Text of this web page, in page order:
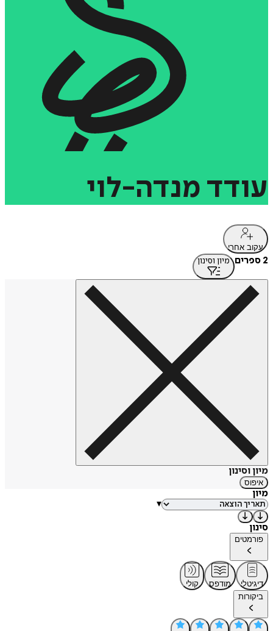
עודד מנדה-לוי
עקוב אחרי
2 ספרים מיון וסינון
מיון וסינון
איפוס
מיון
▾
סינון
פורמטים
דיגיטלי מודפס
קולי
ביקורות